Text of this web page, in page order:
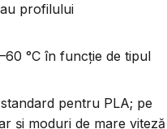
profilului
°C în funcție de tipul
pentru PLA; pe
și moduri de mare viteză